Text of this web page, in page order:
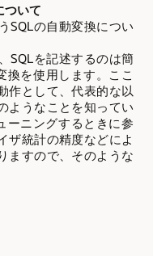
ついて
SQLの自動変換につい
SQLを記述するのは簡
換を使用します。ここ
作として、代表的な以
ようなことを知ってい
ーニングするときに参
ザ統計の精度などによ
ますので、そのような